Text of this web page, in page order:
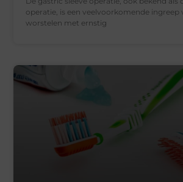
operatie, is een veelvoorkomende ingreep
worstelen met ernstig